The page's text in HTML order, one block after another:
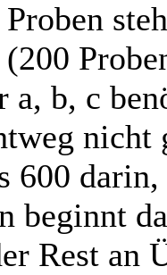
(200
a, b, c
nicht
600
beginnt
Rest an